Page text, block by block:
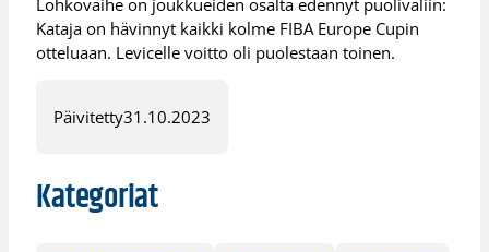
Kataja on hävinnyt kaikki kolme FIBA Europe Cupin
otteluaan. Levicelle voitto oli puolestaan toinen.
Päivitetty31.10.2023
Kategoriat